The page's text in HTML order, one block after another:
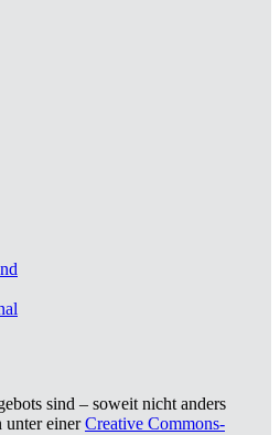
sind – soweit nicht anders
unter einerCreative Commons-